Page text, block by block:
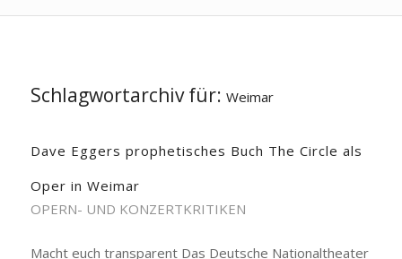
Schlagwortarchiv für: Weimar
Dave Eggers prophetisches Buch The Circle als
Oper in Weimar
OPERN- UND KONZERTKRITIKEN
Macht euch transparent Das Deutsche Nationaltheater